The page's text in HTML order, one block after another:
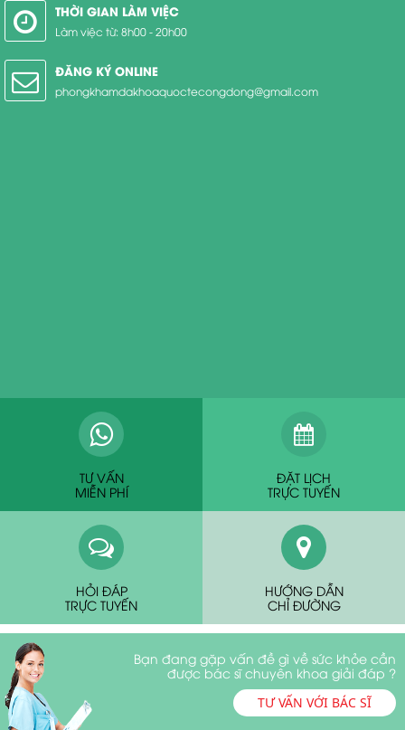
THỜI GIAN LÀM VIỆC
Làm việc từ: 8h00 - 20h00
ĐĂNG KÝ ONLINE
phongkhamdakhoaquoctecongdong@gmail.com
TƯ VẤN
MIỄN PHÍ
ĐẶT LỊCH
TRỰC TUYẾN
HỎI ĐÁP
TRỰC TUYẾN
HƯỚNG DẪN
CHỈ ĐƯỜNG
Bạn đang gặp vấn đề gì về sức khỏe cần
được bác sĩ chuyên khoa giải đáp ?
TƯ VẤN VỚI BÁC SĨ